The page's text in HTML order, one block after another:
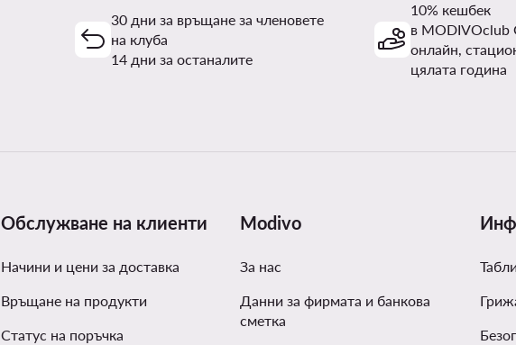
30 дни за връщане за членовете
на клуба
14 дни за останалите
10% кешбек
в MODIVOclub
онлайн,
цялата година
Обслужване на клиенти
Начини и цени за доставка
Връщане на продукти
Статус на поръчка
Modivo
За нас
Данни за фирмата и банкова
сметка